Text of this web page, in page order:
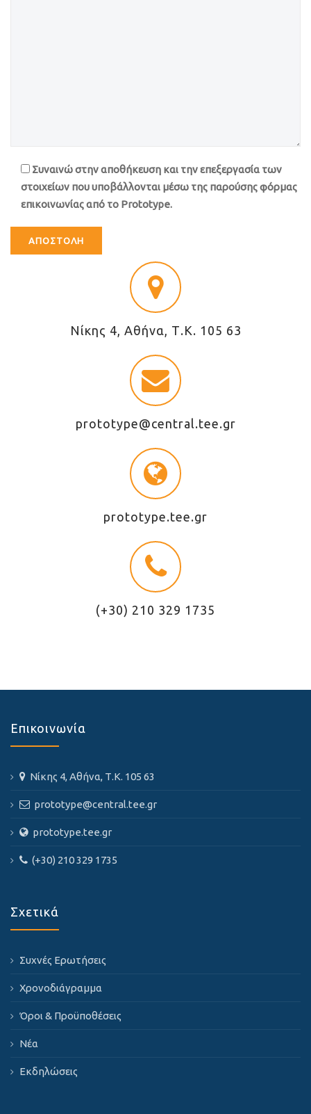
Συναινώ στην αποθήκευση και την επεξεργασία των
στοιχείων που υποβάλλονται μέσω της παρούσης φόρμας
επικοινωνίας από το Prototype.
Νίκης 4, Αθήνα, Τ.Κ. 105 63
prototype@central.tee.gr
prototype.tee.gr
(+30) 210 329 1735
Επικοινωνία
Νίκης 4, Αθήνα, Τ.Κ. 105 63
prototype@central.tee.gr
prototype.tee.gr
(+30) 210 329 1735
Σχετικά
Συχνές Ερωτήσεις
Χρονοδιάγραμμα
Όροι & Προϋποθέσεις
Νέα
Εκδηλώσεις